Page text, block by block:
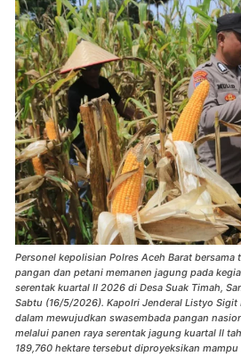
Personel kepolisian Polres Aceh Barat bersama
pangan dan petani memanen jagung pada
serentak kuartal II 2026 di Desa Suak Timah,
Sabtu (16/5/2026). Kapolri Jenderal Listyo Sigit
dalam mewujudkan swasembada pangan
melalui panen raya serentak jagung kuartal II
189,760 hektare tersebut diproyeksikan